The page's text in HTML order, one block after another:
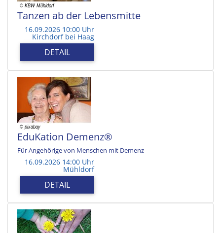
Tanzen ab der Lebensmitte
16.09.2026 10:00 Uhr
Kirchdorf bei Haag
DETAIL
EduKation Demenz®
Für Angehörige von Menschen mit Demenz
16.09.2026 14:00 Uhr
Mühldorf
DETAIL